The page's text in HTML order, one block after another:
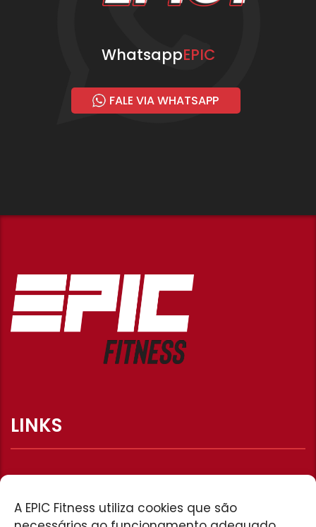
A EPIC Fitness utiliza cookies que são
WhatsappEPIC
FALE VIA WHATSAPP
LINKS
HOME